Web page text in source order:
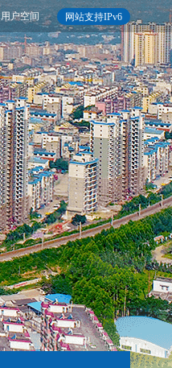
网站支持IPv6
用户空间